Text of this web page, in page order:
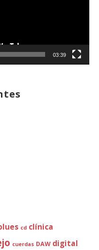
03:39
cd clínica
cuerdas DAW digital